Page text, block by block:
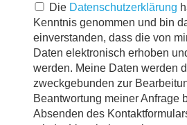
Die Datenschutzerklärung
Kenntnis genommen und bin
einverstanden, dass die von
Daten elektronisch erhoben
werden. Meine Daten werden
zweckgebunden zur
Beantwortung meiner Anfrage
Absenden des